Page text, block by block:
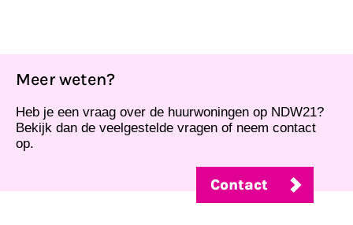
Meer weten?
Heb je een vraag over de huurwoningen op NDW21?
Bekijk dan de veelgestelde vragen of neem contact
op.
Contact